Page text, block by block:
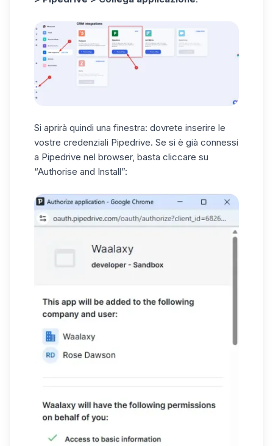
Si aprirà quindi una finestra: dovrete inserire le
vostre credenziali Pipedrive. Se si è già connessi
a Pipedrive nel browser, basta cliccare su
“Authorise and Install”: